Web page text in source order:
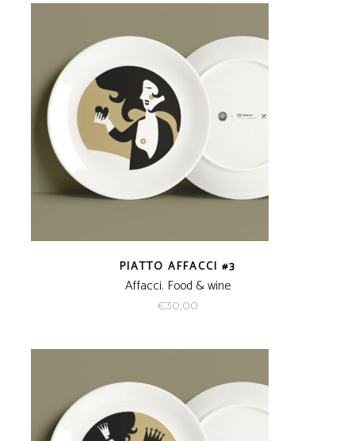
PIATTO AFFACCI #3
Affacci, Food & wine
€30,00